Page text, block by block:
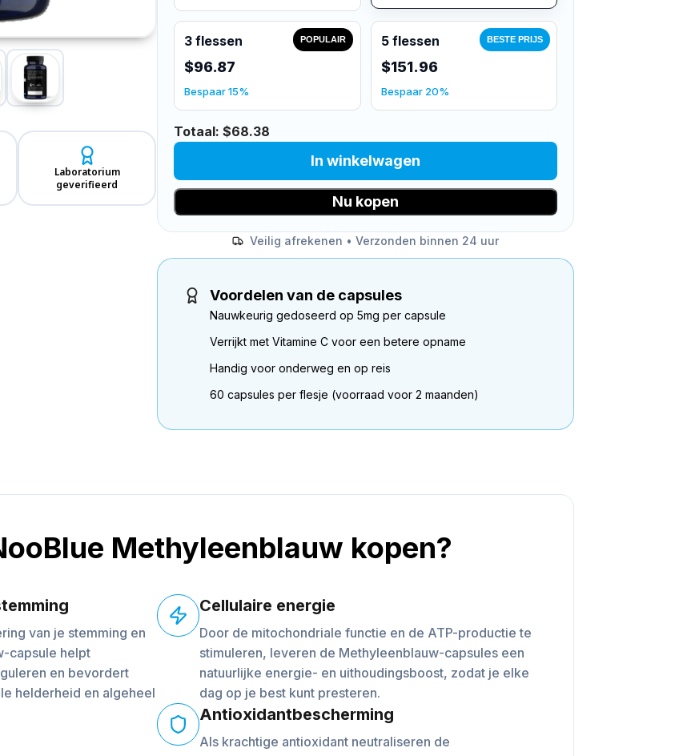
Laboratorium
geverifieerd
POPULAIR
3 flessen
$96.87
Bespaar 15%
BESTE PRIJS
5 flessen
$151.96
Bespaar 20%
Totaal: $68.38
In winkelwagen
Nu kopen
Veilig afrekenen • Verzonden binnen 24 uur
Voordelen van de capsules
Nauwkeurig gedoseerd op 5mg per capsule
Verrijkt met Vitamine C voor een betere opname
Handig voor onderweg en op reis
60 capsules per flesje (voorraad voor 2 maanden)
Methyleenblauw kopen?
van je stemming en
capsule helpt
en bevordert
helderheid en algeheel
Cellulaire energie
Door de mitochondriale functie en de ATP-productie te
stimuleren, leveren de Methyleenblauw-capsules een
natuurlijke energie- en uithoudingsboost, zodat je elke
dag op je best kunt presteren.
Antioxidantbescherming
Als krachtige antioxidant neutraliseren de